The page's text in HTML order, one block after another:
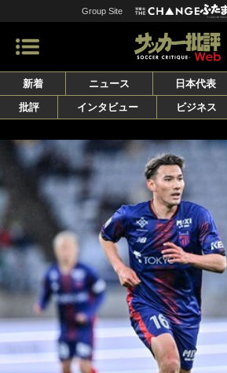
Group Site
新着 ニュース 日本代表
批評
インタビュー ビジネス